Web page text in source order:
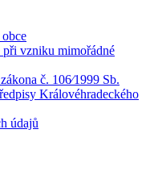
při vzniku mimořádné
č. 106⁄1999 Sb.
Královéhradeckého
údajů